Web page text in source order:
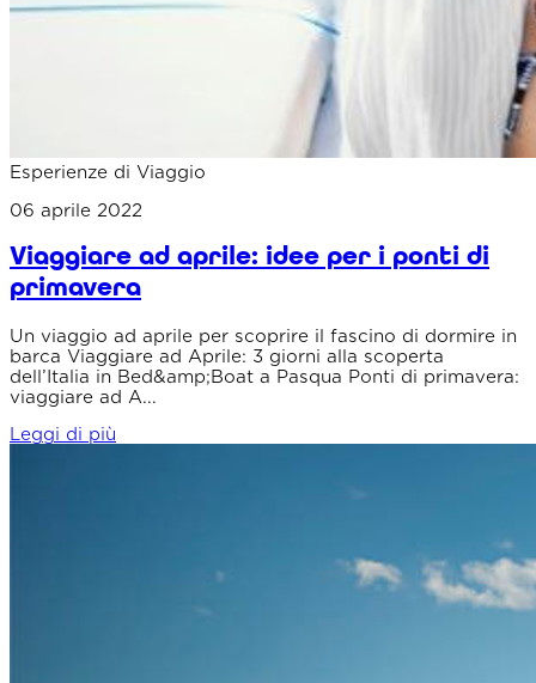
Esperienze di Viaggio
06 aprile 2022
Viaggiare ad aprile: idee per i ponti di
primavera
Un viaggio ad aprile per scoprire il fascino di dormire in
barca Viaggiare ad Aprile: 3 giorni alla scoperta
dell’Italia in Bed&amp;Boat a Pasqua Ponti di primavera:
viaggiare ad A...
Leggi di più